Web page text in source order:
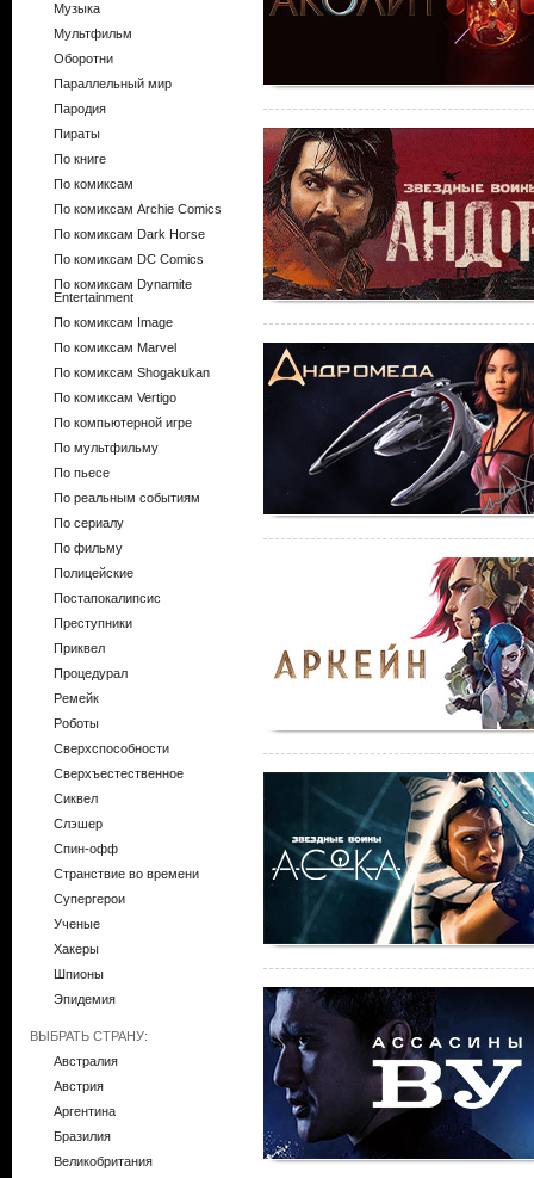
Музыка
Мультфильм
Оборотни
Параллельный мир
Пародия
Пираты
По книге
По комиксам
По комиксам Archie Comics
По комиксам Dark Horse
По комиксам DC Comics
По комиксам Dynamite
Entertainment
По комиксам Image
По комиксам Marvel
По комиксам Shogakukan
По комиксам Vertigo
По компьютерной игре
По мультфильму
По пьесе
По реальным событиям
По сериалу
По фильму
Полицейские
Постапокалипсис
Преступники
Приквел
Процедурал
Ремейк
Роботы
Сверхспособности
Сверхъестественное
Сиквел
Слэшер
Спин-офф
Странствие во времени
Супергерои
Ученые
Хакеры
Шпионы
Эпидемия
ВЫБРАТЬ СТРАНУ:
Австралия
Австрия
Аргентина
Бразилия
Великобритания